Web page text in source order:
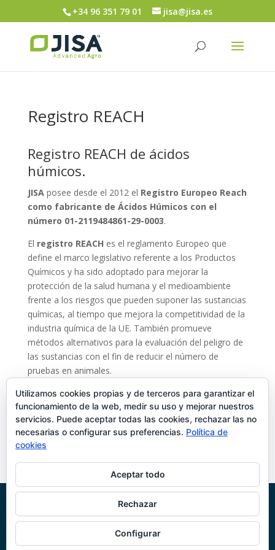
+34 96 351 79 01 jisa@jisa.es
Registro REACH
Registro REACH de ácidos
húmicos.
JISAposee desde el 2012 el Registro Europeo Reach
como fabricante de Ácidos Húmicos con el
número 01-2119484861-29-0003.
El registro REACH es el reglamento Europeo que
define el marco legislativo referente a los Productos
Químicos y ha sido adoptado para mejorar la
protección de la salud humana y el medioambiente
frente a los riesgos que pueden suponer las sustancias
químicas, al tiempo que mejora la competitividad de la
industria química de la UE. También promueve
métodos alternativos para la evaluación del peligro de
las sustancias con el fin de reducir el número de
pruebas en animales.
Este reglamento es considerado como uno de los
mayores desafíos para la industria química de este
siglo, hasta el extremo de convertirlo en una referencia
internacional.
Número de Registro Reach:
2119484861-29-0003
© Jiloca Industrial SA |Área restringida-Política de
Aviso Legal-Cookies
Información corporativa-Trabaja con nosotros
Utilizamos cookies propias y de terceros para garantizar el
funcionamiento de la web, medir su uso y mejorar nuestros
servicios. Puede aceptar todas las cookies, rechazar las no
necesarias o configurar sus preferencias. Política de
cookies
Aceptar todo
Rechazar
Configurar